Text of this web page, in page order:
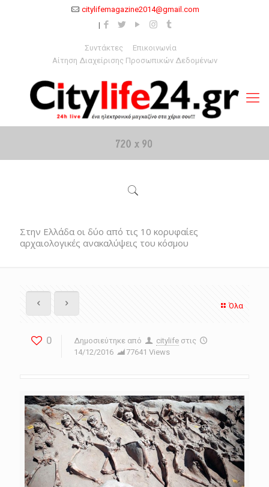
citylifemagazine2014@gmail.com
Συντάκτες
Επικοινωνία
Αίτηση Διαχείρισης Προσωπικών Δεδομένων
Στην Ελλάδα οι δύο από τις 10 κορυφαίες
αρχαιολογικές ανακαλύψεις του κόσμου
Όλα
0 Δημοσιεύτηκε από citylife στις
14/12/2016
77641 Views